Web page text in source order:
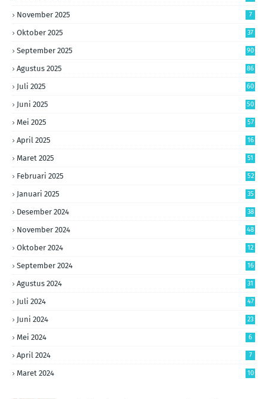
November 2025 7
Oktober 2025 37
September 2025 90
Agustus 2025 86
Juli 2025 60
Juni 2025 50
Mei 2025 57
April 2025 16
Maret 2025 51
Februari 2025 52
Januari 2025 35
Desember 2024 38
November 2024 48
Oktober 2024 12
September 2024 16
Agustus 2024 31
Juli 2024 47
Juni 2024 23
Mei 2024 6
April 2024 7
Maret 2024 10